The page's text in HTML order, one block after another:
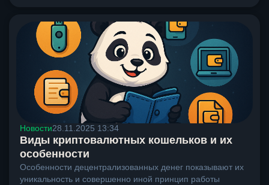
Новости28.11.2025 13:34
Виды криптовалютных кошельков и их
особенности
Особенности децентрализованных денег показывают их
уникальность и совершенно иной принцип работы